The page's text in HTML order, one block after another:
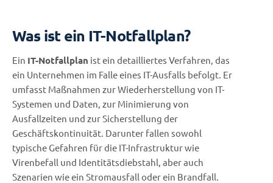
Was ist ein IT-Notfallplan?
Ein IT-Notfallplan ist ein detailliertes Verfahren, das
ein Unternehmen im Falle eines IT-Ausfalls befolgt. Er
umfasst Maßnahmen zur Wiederherstellung von IT-
Systemen und Daten, zur Minimierung von
Ausfallzeiten und zur Sicherstellung der
Geschäftskontinuität. Darunter fallen sowohl
typische Gefahren für die IT-Infrastruktur wie
Virenbefall und Identitätsdiebstahl, aber auch
Szenarien wie ein Stromausfall oder ein Brandfall.